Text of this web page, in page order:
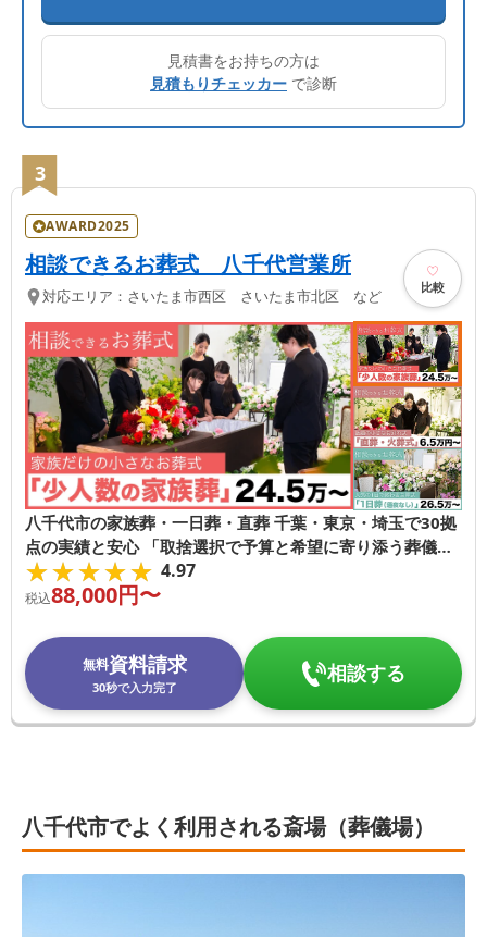
見積書をお持ちの方は
見積もりチェッカー で診断
3
AWARD2025
相談できるお葬式 八千代営業所
対応エリア： さいたま市西区 さいたま市北区 など 比較
八千代市の家族葬・一日葬・直葬 千葉・東京・埼玉で30拠
点の実績と安心 「取捨選択で予算と希望に寄り添う葬儀
社」
★★★★★
★★★★★ 4.97
税込88,000円〜
無料資料請求
30秒で入力完了
相談する
八千代市でよく利用される斎場（葬儀場）